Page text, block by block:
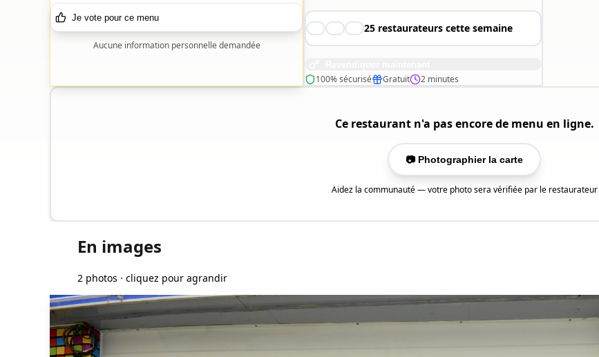
Je vote pour ce menu
Aucune information personnelle demandée
👨‍🍳 👩‍🍳 🧑‍🍳25 restaurateurs cette semaine
100% sécurisé Gratuit 2 minutes
Ce restaurant n'a pas encore de menu en ligne.
📷 Photographier la carte
Aidez la communauté — votre photo sera vérifiée par le restaurateur
En images
2 photos · cliquez pour agrandir